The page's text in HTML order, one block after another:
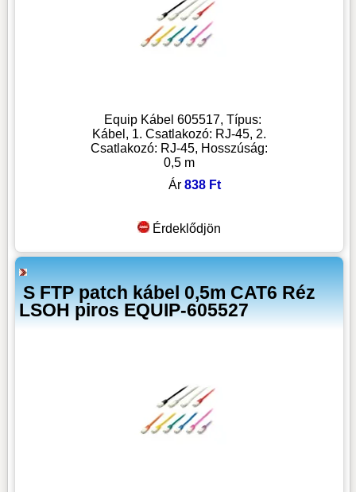
Equip Kábel 605517, Típus:
Kábel, 1. Csatlakozó: RJ-45, 2.
Csatlakozó: RJ-45, Hosszúság:
0,5 m
Ár838 Ft
Érdeklődjön
S FTP patch kábel 0,5m CAT6 Réz
LSOH piros EQUIP-605527